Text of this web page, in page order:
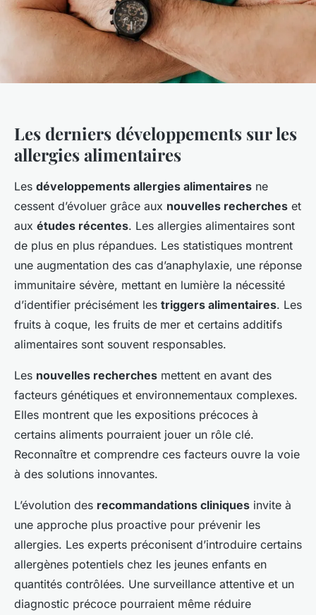
Les derniers développements sur les
allergies alimentaires
Les développements allergies alimentaires ne
cessent d’évoluer grâce aux nouvelles recherches et
aux études récentes. Les allergies alimentaires sont
de plus en plus répandues. Les statistiques montrent
une augmentation des cas d’anaphylaxie, une réponse
immunitaire sévère, mettant en lumière la nécessité
d’identifier précisément les triggers alimentaires. Les
fruits à coque, les fruits de mer et certains additifs
alimentaires sont souvent responsables.
Les nouvelles recherches mettent en avant des
facteurs génétiques et environnementaux complexes.
Elles montrent que les expositions précoces à
certains aliments pourraient jouer un rôle clé.
Reconnaître et comprendre ces facteurs ouvre la voie
à des solutions innovantes.
L’évolution des recommandations cliniques invite à
une approche plus proactive pour prévenir les
allergies. Les experts préconisent d’introduire certains
allergènes potentiels chez les jeunes enfants en
quantités contrôlées. Une surveillance attentive et un
diagnostic précoce pourraient même réduire